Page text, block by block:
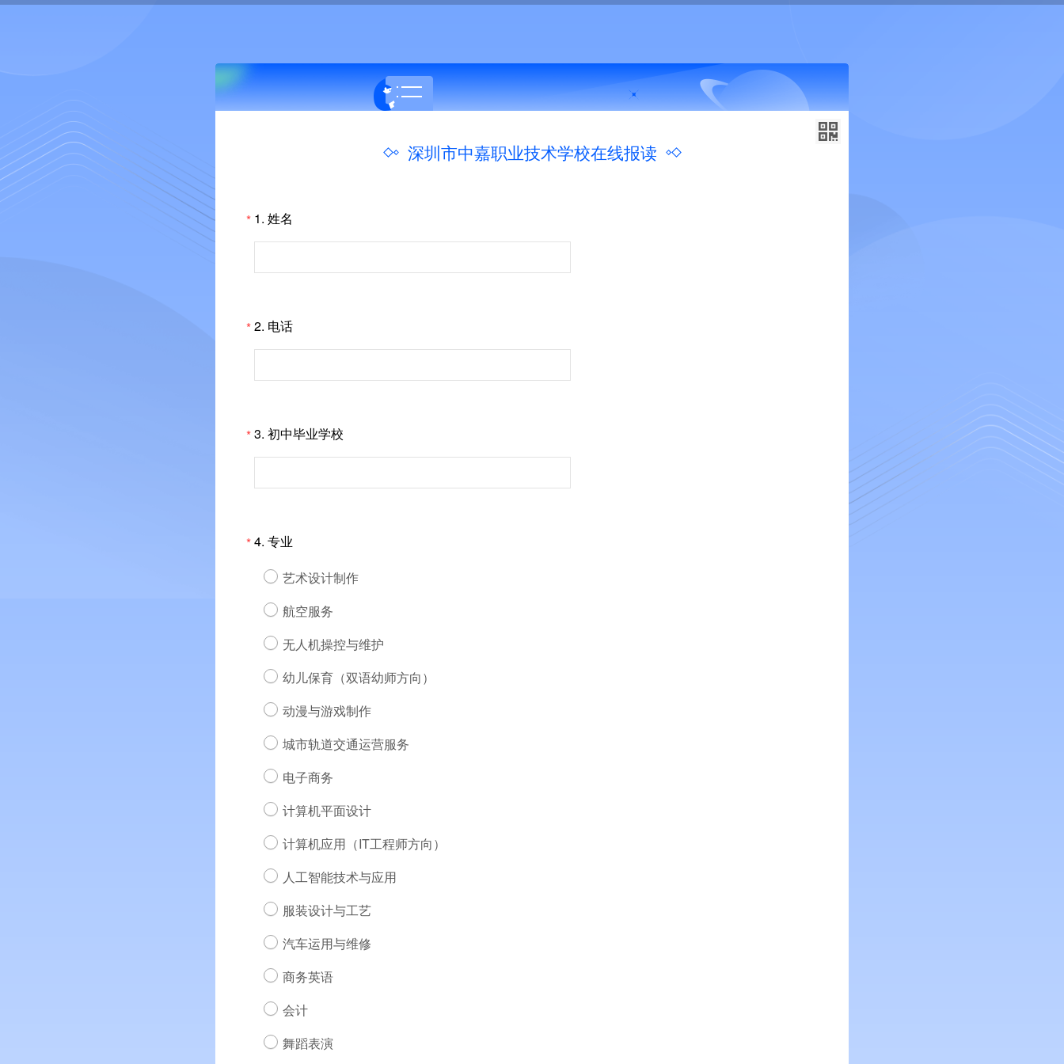
深圳市中嘉职业技术学校在线报读
* 1. 姓名
*2. 电话
*3. 初中毕业学校
*4. 专业
艺术设计制作
航空服务
无人机操控与维护
幼儿保育（双语幼师方向）
动漫与游戏制作
城市轨道交通运营服务
电子商务
计算机平面设计
计算机应用（IT工程师方向）
人工智能技术与应用
服装设计与工艺
汽车运用与维修
商务英语
会计
舞蹈表演